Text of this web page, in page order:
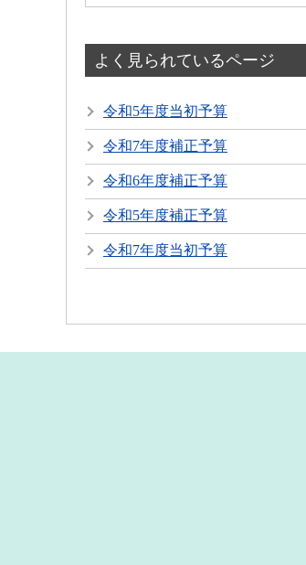
よく見られているページ
令和5年度当初予算
令和7年度補正予算
令和6年度補正予算
令和5年度補正予算
令和7年度当初予算